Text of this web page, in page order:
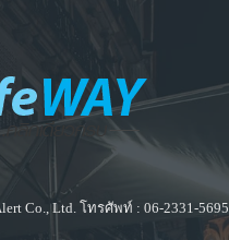
Co., Ltd. โทรศัพท์ : 06-2331-5695